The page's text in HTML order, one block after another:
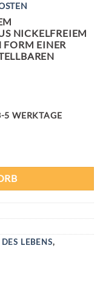
NICKELFREIEM
FORM EINER
5 WERKTAGE
LEBENS,